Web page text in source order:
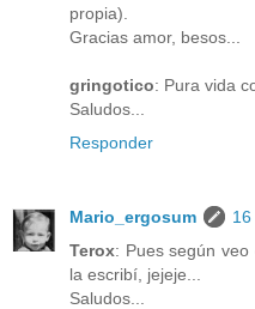
propia).
Gracias amor, besos...
gringotico: Pura vida
Saludos...
Responder
Mario_ergosum
Terox: Pues según
la escribí, jejeje...
Saludos...